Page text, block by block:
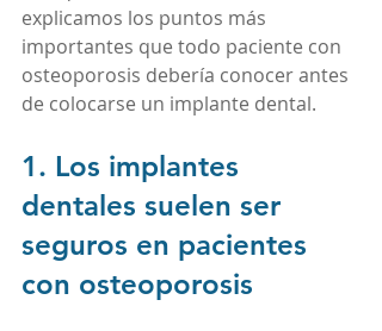
explicamos los puntos más
importantes que todo paciente con
osteoporosis debería conocer antes
de colocarse un implante dental.
1. Los implantes
dentales suelen ser
seguros en pacientes
con osteoporosis